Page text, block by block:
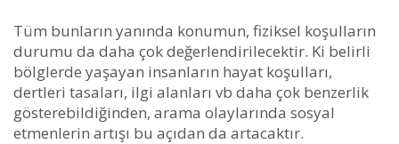
Tüm bunların yanında konumun, fiziksel koşulların
durumu da daha çok değerlendirilecektir. Ki belirli
bölglerde yaşayan insanların hayat koşulları,
dertleri tasaları, ilgi alanları vb daha çok benzerlik
gösterebildiğinden, arama olaylarında sosyal
etmenlerin artışı bu açıdan da artacaktır.